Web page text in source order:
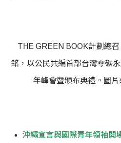
THE GREEN BOOK計劃總
銘，以公民共編首部台灣零碳
年峰會暨頒布典禮。圖片
沖繩宣言與國際青年領袖開